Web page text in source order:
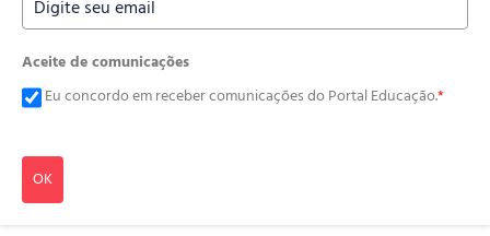
Aceite de comunicações
Eu concordo em receber comunicações do Portal Educação.*
OK